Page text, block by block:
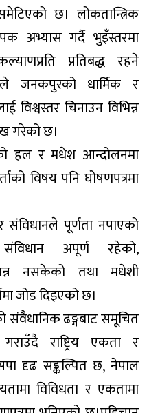
छ। लोकतान्त्रिक
अभ्यास गर्दै भुइँस्तरमा
प्रतिबद्ध रहने
जनकपुरको धार्मिक र
विश्वस्तर चिनाउन विभिन्न
गरेको छ।
हल र मधेश आन्दोलनमा
विषय पनि घोषणपत्रमा
पूर्णता नपाएको
अपूर्ण रहेको,
नसकेको तथा मधेशी
जोड दिइएको छ।
संवैधानिक ढङ्गबाट समूचित
राष्ट्रिय एकता र
दृढ सङ्कल्पित छ, नेपाल
विविधता र एकतामा